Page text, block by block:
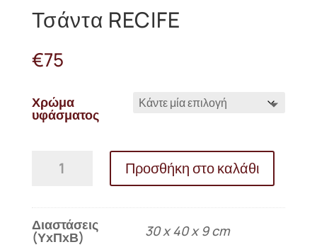
Τσάντα RECIFE
€75
Χρώμα
υφάσματος
RECIFE
Προσθήκη στο καλάθι
Διαστάσεις
(ΥxΠxΒ) 30 x 40 x 9 cm